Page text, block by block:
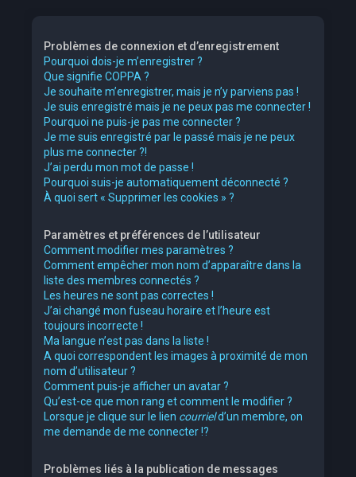
Problèmes de connexion et d’enregistrement
Pourquoi dois-je m’enregistrer ?
Que signifie COPPA ?
Je souhaite m’enregistrer, mais je n’y parviens pas !
Je suis enregistré mais je ne peux pas me connecter !
Pourquoi ne puis-je pas me connecter ?
Je me suis enregistré par le passé mais je ne peux
plus me connecter ?!
J’ai perdu mon mot de passe !
Pourquoi suis-je automatiquement déconnecté ?
À quoi sert « Supprimer les cookies » ?
Paramètres et préférences de l’utilisateur
Comment modifier mes paramètres ?
Comment empêcher mon nom d’apparaître dans la
liste des membres connectés ?
Les heures ne sont pas correctes !
J’ai changé mon fuseau horaire et l’heure est
toujours incorrecte !
Ma langue n’est pas dans la liste !
A quoi correspondent les images à proximité de mon
nom d’utilisateur ?
Comment puis-je afficher un avatar ?
Qu’est-ce que mon rang et comment le modifier ?
Lorsque je clique sur le lien courrield’un membre, on
me demande de me connecter !?
Problèmes liés à la publication de messages